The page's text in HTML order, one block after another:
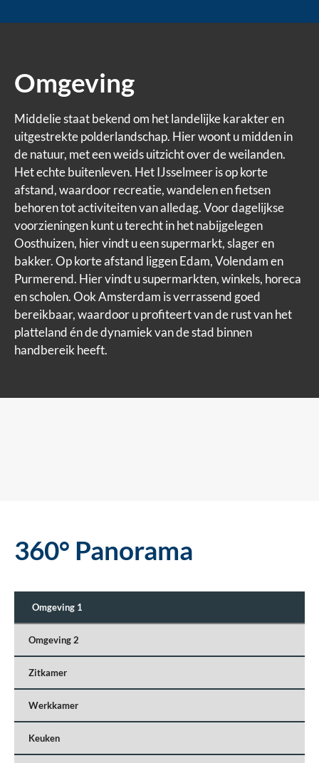
Omgeving
Middelie staat bekend om het landelijke karakter en
uitgestrekte polderlandschap. Hier woont u midden in
de natuur, met een weids uitzicht over de weilanden.
Het echte buitenleven. Het IJsselmeer is op korte
afstand, waardoor recreatie, wandelen en fietsen
behoren tot activiteiten van alledag. Voor dagelijkse
voorzieningen kunt u terecht in het nabijgelegen
Oosthuizen, hier vindt u een supermarkt, slager en
bakker. Op korte afstand liggen Edam, Volendam en
Purmerend. Hier vindt u supermarkten, winkels, horeca
en scholen. Ook Amsterdam is verrassend goed
bereikbaar, waardoor u profiteert van de rust van het
platteland én de dynamiek van de stad binnen
handbereik heeft.
360° Panorama
Omgeving 1
Omgeving 2
Zitkamer
Werkkamer
Keuken